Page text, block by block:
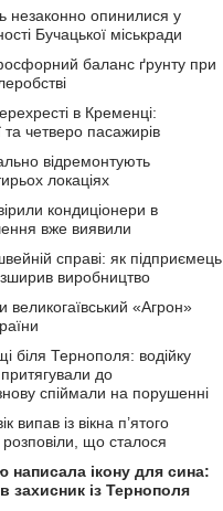
незаконно опинилися у
Бучацької міськради
баланс ґрунту при
в Кременці:
та четверо пасажирів
відремонтують
локаціях
кондиціонери в
вже виявили
справі: як підприємець
виробництво
великогаївський «Агрон»
біля Тернополя: водійку
до
спіймали на порушенні
випав із вікна п’ятого
що сталося
ікону для сина:
захисник із Тернополя